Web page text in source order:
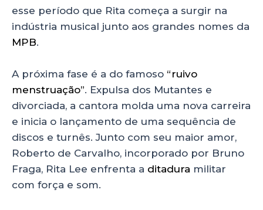
esse período que Rita começa a surgir na
indústria musical junto aos grandes nomes da
MPB.
A próxima fase é a do famoso “ruivo
menstruação”. Expulsa dos Mutantes e
divorciada, a cantora molda uma nova carreira
e inicia o lançamento de uma sequência de
discos e turnês. Junto com seu maior amor,
Roberto de Carvalho, incorporado por Bruno
Fraga, Rita Lee enfrenta a ditadura militar
com força e som.